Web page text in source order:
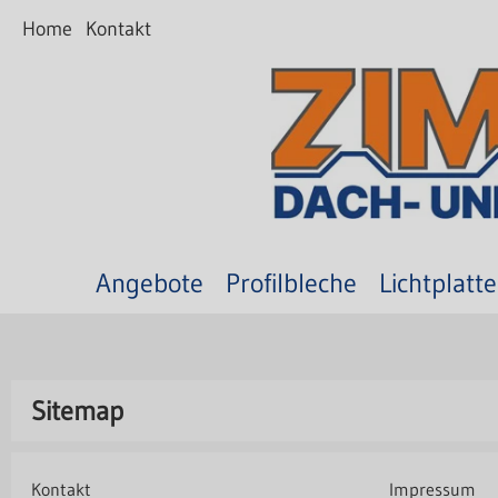
Home Kontakt
Angebote Profilbleche
Sitemap
Kontakt Impressum